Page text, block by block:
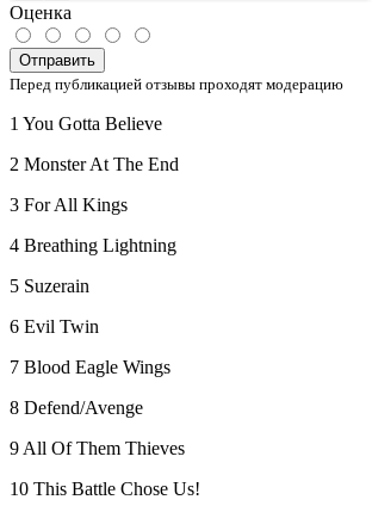
Оценка
Отправить
Перед публикацией отзывы проходят модерацию
1 You Gotta Believe
2 Monster At The End
3 For All Kings
4 Breathing Lightning
5 Suzerain
6 Evil Twin
7 Blood Eagle Wings
8 Defend/Avenge
9 All Of Them Thieves
10 This Battle Chose Us!